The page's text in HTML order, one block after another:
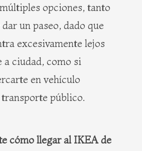
opciones, tanto
un paseo, dado que
excesivamente lejos
a ciudad, como si
en vehículo
público.
cómo llegar al IKEA de